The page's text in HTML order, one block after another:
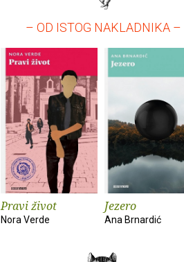
– OD ISTOG NAKLADNIKA –
Pravi život
Nora Verde
Jezero
Ana Brnardić